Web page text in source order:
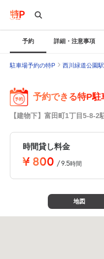
予約 詳細・注意事項
駐車場予約の特P 西川緑道公園
予約できる特P駐
【建物下】富田町1丁目5-8-2
時間貸し料金
¥ 800 /9.5時間
地図